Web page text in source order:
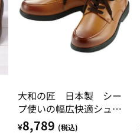
大和の匠 日本製 シー
プ使いの幅広快適シュー
ズ
¥8,789 (税込)